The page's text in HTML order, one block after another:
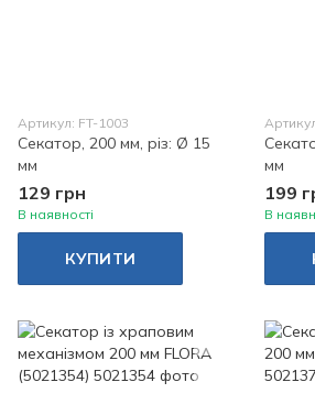
Артикул: FT-1003
Секатор, 200 мм, різ: Ø 15
мм
129 грн
В наявності
КУПИТИ
мм
199
В